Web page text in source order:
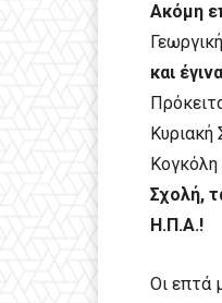
Ακόμη
και
Κυριακή
Σχολή,
Η.Π.Α.!
Οι επτά